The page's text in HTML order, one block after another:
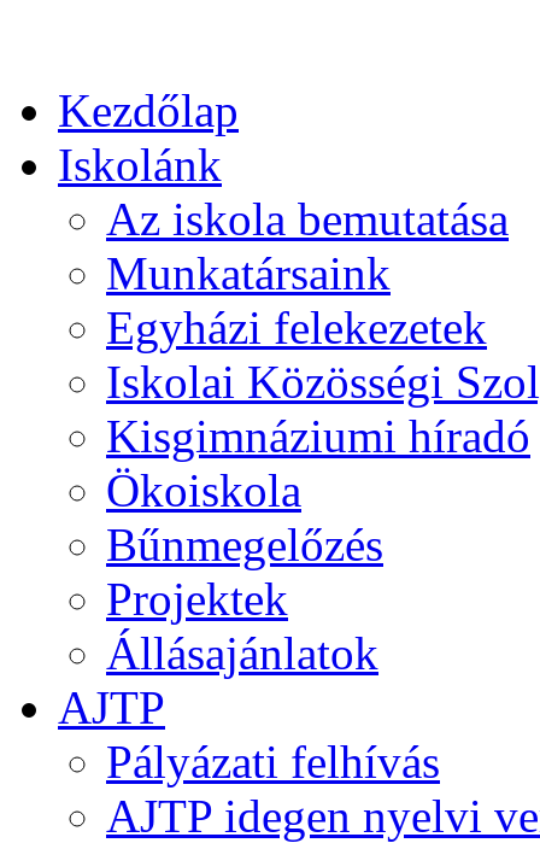
Kezdőlap
Iskolánk
Az iskola bemutatása
Munkatársaink
Egyházi felekezetek
Iskolai Közösségi
Kisgimnáziumi híradó
Ökoiskola
Bűnmegelőzés
Projektek
Állásajánlatok
AJTP
Pályázati felhívás
AJTP idegen nyelvi